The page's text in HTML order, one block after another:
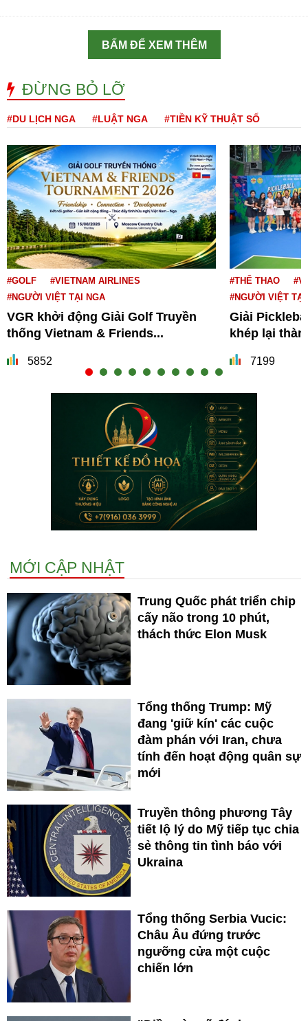
BẤM ĐỂ XEM THÊM
ĐỪNG BỎ LỠ
#DU LỊCH NGA #LUẬT NGA #TIỀN KỸ THUẬT SỐ
#GOLF
#VIETNAM AIRLINES
#NGƯỜI VIỆT TẠI NGA
VGR khởi động Giải Golf Truyền
thống Vietnam & Friends...
5852
#THỂ THAO
#NGƯỜI VIỆT TẠI
Giải
khép lại
7199
MỚI CẬP NHẬT
Trung Quốc phát triển chip
cấy não trong 10 phút,
thách thức Elon Musk
Tổng thống Trump: Mỹ
đang 'giữ kín' các cuộc
đàm phán với Iran, chưa
tính đến hoạt động quân sự
mới
Truyền thông phương Tây
tiết lộ lý do Mỹ tiếp tục chia
sẻ thông tin tình báo với
Ukraina
Tổng thống Serbia Vucic:
Châu Âu đứng trước
ngưỡng cửa một cuộc
chiến lớn